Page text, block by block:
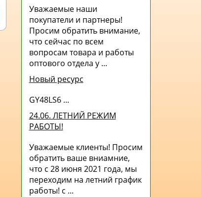
Уважаемые наши
покупатели и партнеры!
Просим обратить внимание,
что сейчас по всем
вопросам товара и работы
оптового отдела у ...
Новый ресурс
GY48LS6 ...
24.06. ЛЕТНИЙ РЕЖИМ
РАБОТЫ!
Уважаемые клиенты! Просим
обратить ваше вниамние,
что с 28 июня 2021 года, мы
переходим на летний график
работы! с ...